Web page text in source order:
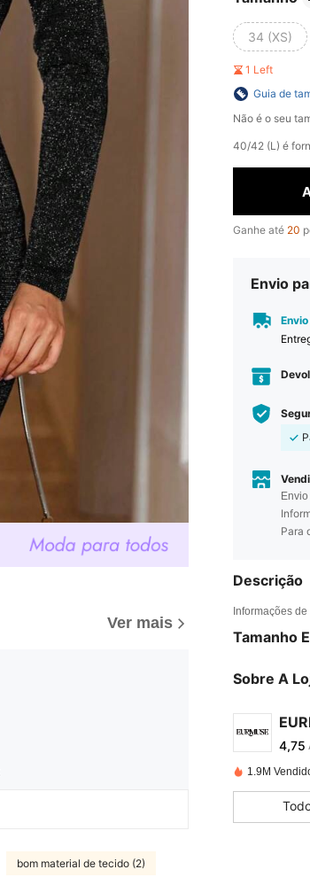
Ver mais
bom material de tecido (2)
34 (XS)
1 Left
Guia de
Não é o seu
​40/42 (L) é
Ganhe até 20
Envio
Para
Descrição
Informações
Tamanho
Sobre A4,75
4,75
1.9M